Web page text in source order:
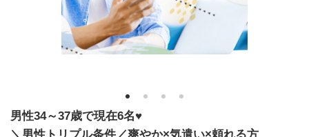
1 2 3 4
男性34～37歳で現在6名♥
＼男性トリプル条件／爽やか×気遣い×頼れる方